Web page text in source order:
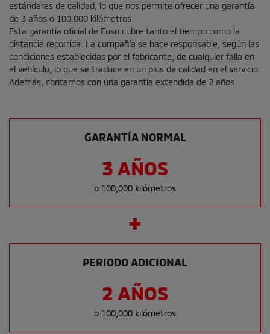
estándares de calidad, lo que nos permite ofrecer una garantía
de 3 años o 100.000 kilómetros.
Esta garantía oficial de Fuso cubre tanto el tiempo como la
distancia recorrida. La compañía se hace responsable, según las
condiciones establecidas por el fabricante, de cualquier falla en
el vehículo, lo que se traduce en un plus de calidad en el servicio.
Además, contamos con una garantía extendida de 2 años.
GARANTÍA NORMAL
3 AÑOS
o 100,000 kilómetros
PERIODO ADICIONAL
2 AÑOS
o 100,000 kilómetros